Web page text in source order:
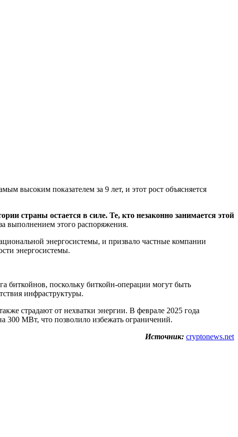
высоким показателем за 9 лет, и этот рост объясняется
страны остается в силе. Те, кто незаконно занимается этой
выполнением этого распоряжения.
энергосистемы, и призвало частные компании
энергосистемы.
биткойнов, поскольку биткойн-операции могут быть
инфраструктуры.
страдают от нехватки энергии. В феврале 2025 года
300 МВт, что позволило избежать ограничений.
Источник: cryptonews.net